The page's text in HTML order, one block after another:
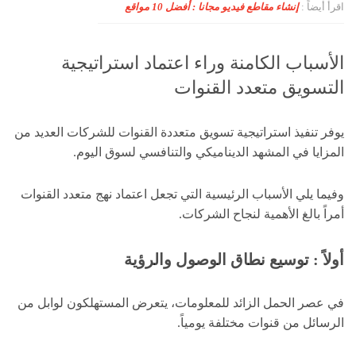
اقرأ أيضاً :إنشاء مقاطع فيديو مجانا : أفضل 10 مواقع
الأسباب الكامنة وراء اعتماد استراتيجية
التسويق متعدد القنوات
يوفر تنفيذ استراتيجية تسويق متعددة القنوات للشركات العديد من
المزايا في المشهد الديناميكي والتنافسي لسوق اليوم.
وفيما يلي الأسباب الرئيسية التي تجعل اعتماد نهج متعدد القنوات
أمراً بالغ الأهمية لنجاح الشركات.
أولاً : توسيع نطاق الوصول والرؤية
في عصر الحمل الزائد للمعلومات، يتعرض المستهلكون لوابل من
الرسائل من قنوات مختلفة يومياً.